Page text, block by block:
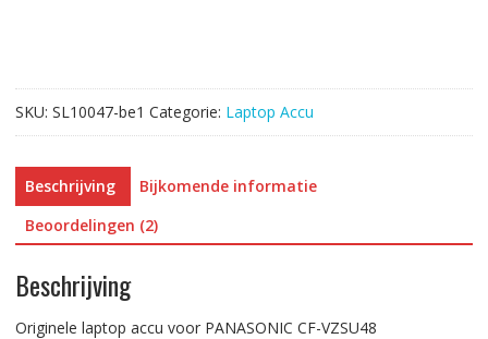
SKU: SL10047-be1 Categorie: Laptop Accu
Beschrijving
Bijkomende informatie
Beoordelingen (2)
Beschrijving
Originele laptop accu voor PANASONIC CF-VZSU48